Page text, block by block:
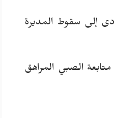
إلى سقوط المديرة
الصبي المراهق